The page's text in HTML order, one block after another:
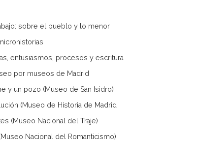
sobre el pueblo y lo menor
entusiasmos, procesos y escritura
por museos de Madrid
y un pozo (Museo de San Isidro)
(Museo de Historia de Madrid
(Museo Nacional del Traje)
Nacional del Romanticismo)